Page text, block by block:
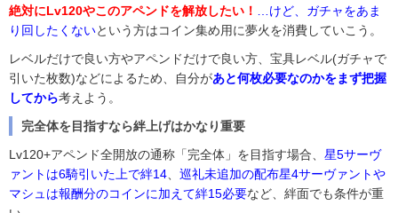
絶対にLv120やこのアペンドを解放したい！
…けど、ガチャをあま
り回したくないという方はコイン集め用に夢火を消費していこう。
レベルだけで良い方やアペンドだけで良い方、宝具レベル(ガチャで
引いた枚数)などによるため、自分があと何枚必要なのかをまず把握
してから考えよう。
完全体を目指すなら絆上げはかなり重要
Lv120+アペンド全開放の通称「完全体」を目指す場合、 星5サーヴ
ァントは6騎引いた上で絆14
巡礼未追加の配布星4サーヴァントや
マシュは報酬分のコインに加えて絆15必要など、絆面でも条件が重